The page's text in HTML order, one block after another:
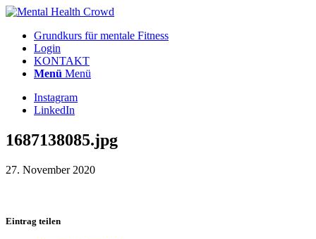
Grundkurs für mentale Fitness
Login
KONTAKT
Menü Menü
Instagram
LinkedIn
1687138085.jpg
27. November 2020
Eintrag teilen